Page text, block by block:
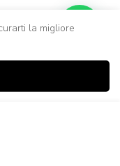
la migliore
Carrello Ricerca